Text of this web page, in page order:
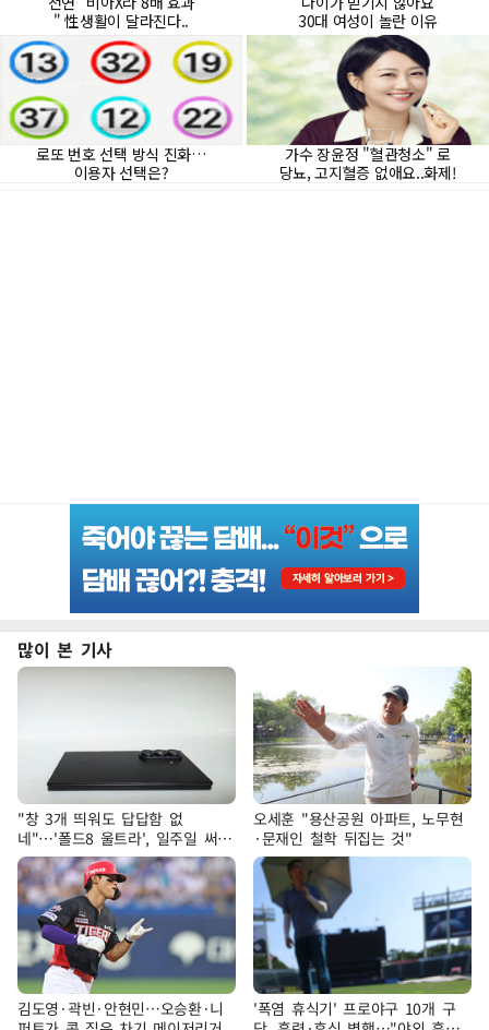
많이 본 기사
"창 3개 띄워도 답답함 없
네"…'폴드8 울트라', 일주일 써보
니
오세훈 "용산공원 아파트, 노무현
·문재인 철학 뒤집는 것"
김도영·곽빈·안현민…오승환·니
'폭염 휴식기' 프로야구 10개 구